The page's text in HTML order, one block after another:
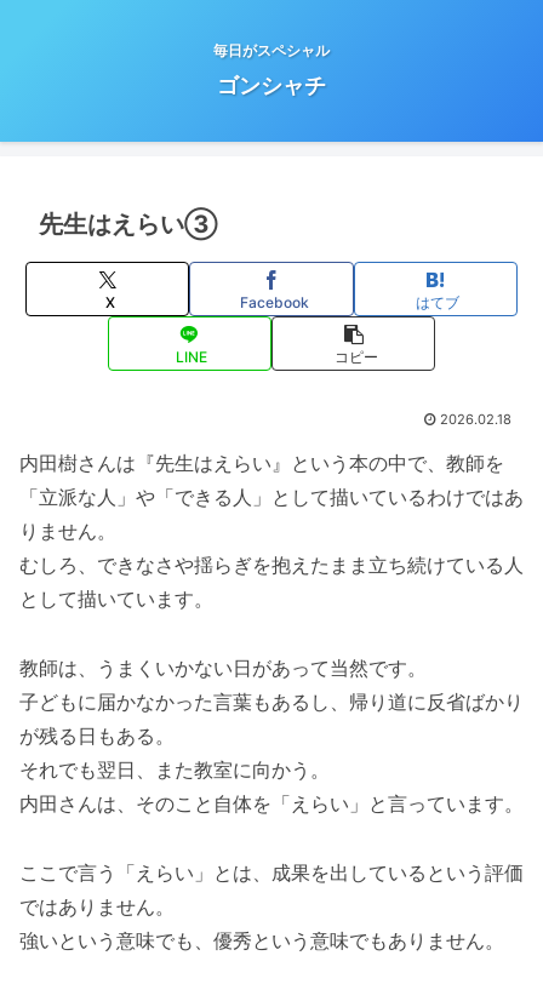
毎日がスペシャル
ゴンシャチ
先生はえらい③
X Facebook はてブ
LINE コピー
2026.02.18
内田樹さんは『先生はえらい』という本の中で、教師を
「立派な人」や「できる人」として描いているわけではあ
りません。
むしろ、できなさや揺らぎを抱えたまま立ち続けている人
として描いています。
教師は、うまくいかない日があって当然です。
子どもに届かなかった言葉もあるし、帰り道に反省ばかり
が残る日もある。
それでも翌日、また教室に向かう。
内田さんは、そのこと自体を「えらい」と言っています。
ここで言う「えらい」とは、成果を出しているという評価
ではありません。
強いという意味でも、優秀という意味でもありません。